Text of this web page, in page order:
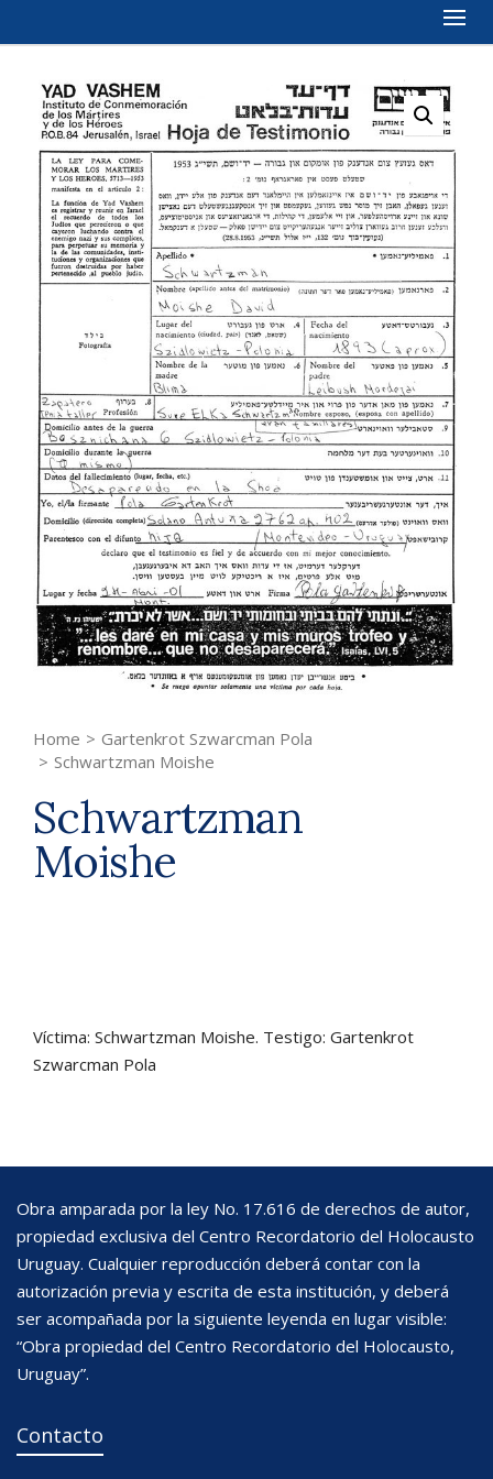
Home > Gartenkrot Szwarcman Pola
> Schwartzman Moishe
Schwartzman
Moishe
Víctima: Schwartzman Moishe. Testigo: Gartenkrot
Szwarcman Pola
Obra amparada por la ley No. 17.616 de derechos de autor,
propiedad exclusiva del Centro Recordatorio del Holocausto
Uruguay. Cualquier reproducción deberá contar con la
autorización previa y escrita de esta institución, y deberá
ser acompañada por la siguiente leyenda en lugar visible:
“Obra propiedad del Centro Recordatorio del Holocausto,
Uruguay”.
Contacto